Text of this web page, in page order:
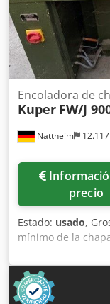
Nattheim
Encoladora de
Kuper FW/J
Información de
precio
Estado: usado,
mínimo de la
calentamiento
necesario: Sí
mesa de chapa
suelo Velocidad de